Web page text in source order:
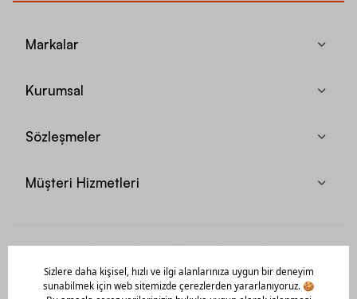
Markalar
Kurumsal
Sözleşmeler
Müşteri Hizmetleri